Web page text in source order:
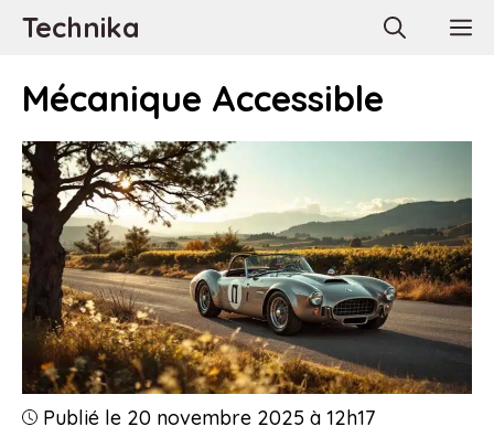
AllerTechnika
Mécanique Accessible
Publié le 20 novembre 2025 à 12h17